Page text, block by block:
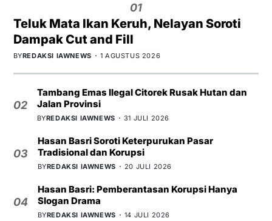
01
Teluk Mata Ikan Keruh, Nelayan Soroti
Dampak Cut and Fill
BYREDAKSI IAWNEWS 1 AGUSTUS 2026
02
Tambang Emas Ilegal Citorek Rusak Hutan dan
Jalan Provinsi
BYREDAKSI IAWNEWS 31 JULI 2026
03
Hasan Basri Soroti Keterpurukan Pasar
Tradisional dan Korupsi
BYREDAKSI IAWNEWS 20 JULI 2026
04
Hasan Basri: Pemberantasan Korupsi Hanya
Slogan Drama
BYREDAKSI IAWNEWS 14 JULI 2026